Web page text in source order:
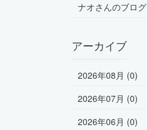
ナオさんのブログ
アーカイブ
2026年08月 (0)
2026年07月 (0)
2026年06月 (0)